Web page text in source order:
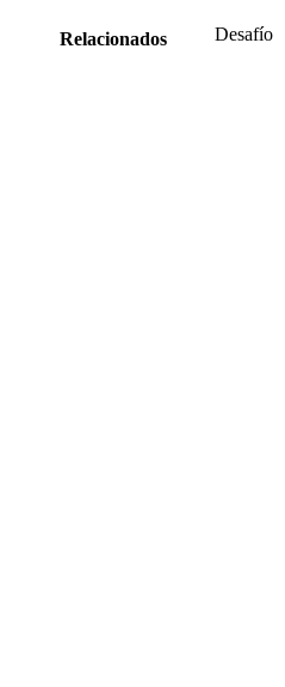
Relacionados Desafío